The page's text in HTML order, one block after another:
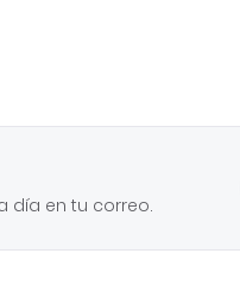
día en tu correo.